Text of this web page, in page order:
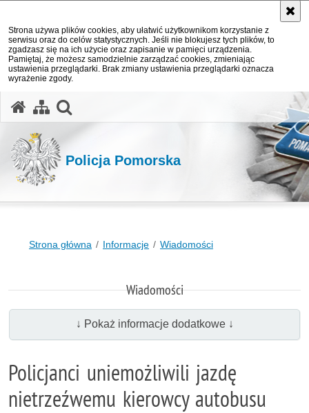
Strona używa plików cookies, aby ułatwić użytkownikom korzystanie z
serwisu oraz do celów statystycznych. Jeśli nie blokujesz tych plików, to
zgadzasz się na ich użycie oraz zapisanie w pamięci urządzenia.
Pamiętaj, że możesz samodzielnie zarządzać cookies, zmieniając
ustawienia przeglądarki. Brak zmiany ustawienia przeglądarki oznacza
wyrażenie zgody.
Policja Pomorska
Strona główna Informacje Wiadomości
Wiadomości
↓ Pokaż informacje dodatkowe ↓
Policjanci uniemożliwili jazdę
nietrzeźwemu kierowcy autobusu